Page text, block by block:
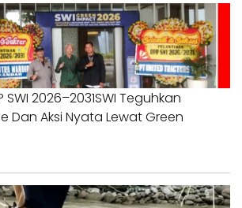
SWI 2026–2031SWI Teguhkan
Dan Aksi Nyata Lewat Green